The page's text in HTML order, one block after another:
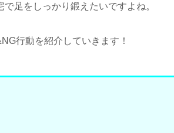
足をしっかり鍛えたいですよね。
行動を紹介していきます！